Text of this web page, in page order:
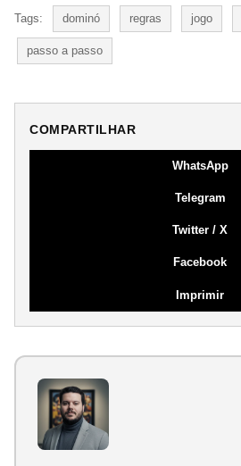
Tags: dominó regras jogo
passo a passo
COMPARTILHAR
WhatsApp
Telegram
Twitter / X
Facebook
Imprimir